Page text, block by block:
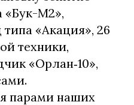
«Бук-М2»,
«Акация», 26
техники,
«Орлан‑10»,
парами наших